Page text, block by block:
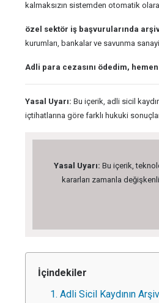
kalmaksızın sistemden otomatik
özel sektör iş başvurularında
kurumları, bankalar ve savunma
Adli para cezasını ödedim,
Yasal Uyarı: Bu içerik, adli sicil
içtihatlarına göre farklı hukuki
Yasal Uyarı: Bu içerik,
kararları zamanla
İçindekiler
1. Adli Sicil Kaydının